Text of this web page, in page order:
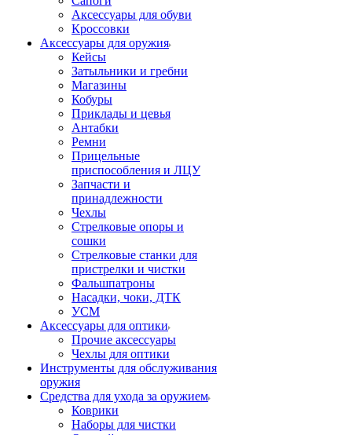
Аксессуары для обуви
Кроссовки
Аксессуары для оружия
Кейсы
Затыльники и гребни
Магазины
Кобуры
Приклады и цевья
Антабки
Ремни
Прицельные
приспособления и ЛЦУ
Запчасти и
принадлежности
Чехлы
Стрелковые опоры и
сошки
Стрелковые станки для
пристрелки и чистки
Фальшпатроны
Насадки, чоки, ДТК
УСМ
Аксессуары для оптики
Прочие аксессуары
Чехлы для оптики
Инструменты для обслуживания
оружия
Средства для ухода за оружием
Коврики
Наборы для чистки